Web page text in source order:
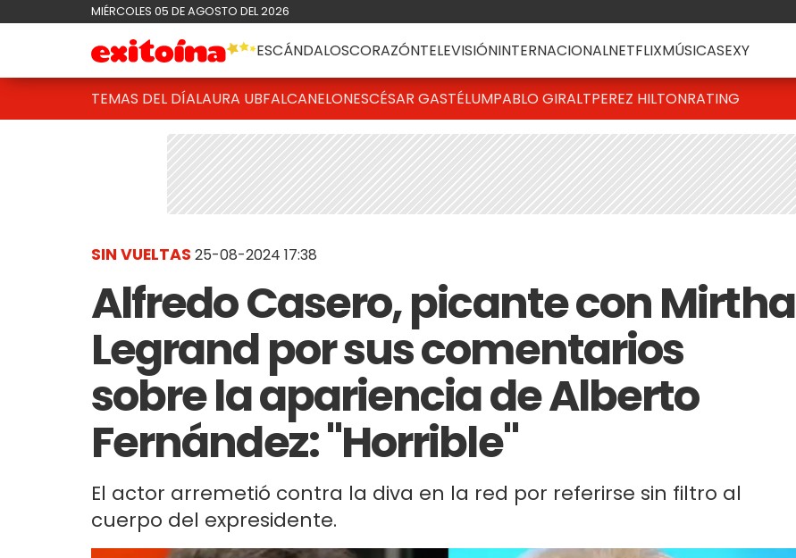
MIÉRCOLES 05 DE AGOSTO DEL 2026
ESCÁNDALOSCORAZÓNTELEVISIÓNINTERNACIONALNETFLIXMÚSICASEXY
TEMAS DEL DÍALAURA UBFALCANELONESCÉSAR GASTÉLUMPABLO GIRALTPEREZ HILTONRATING
SIN VUELTAS 25-08-2024 17:38
Alfredo Casero, picante con Mirtha
Legrand por sus comentarios
sobre la apariencia de Alberto
Fernández: "Horrible"
El actor arremetió contra la diva en la red por referirse sin filtro al
cuerpo del expresidente.